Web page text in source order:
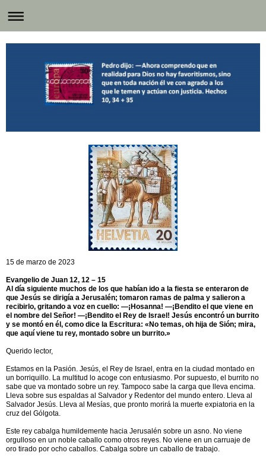
15 de marzo de 2023
Evangelio de Juan 12, 12 – 15
Al día siguiente muchos de los que habían ido a la fiesta se enteraron de
que Jesús se dirigía a Jerusalén; tomaron ramas de palma y salieron a
recibirlo, gritando a voz en cuello: —¡Hosanna! —¡Bendito el que viene en
el nombre del Señor! —¡Bendito el Rey de Israel! Jesús encontró un burrito
y se montó en él, como dice la Escritura: «No temas, oh hija de Sión; mira,
que aquí viene tu rey, montado sobre un burrito.»
Querido lector,
Estamos en la Pasión. Jesús, el Rey de Israel, entra en la ciudad montado en
un borriquillo. La multitud lo acoge con entusiasmo. Por supuesto, el burrito no
sabe que va montado sobre un rey. Tampoco sabe la carga que lleva encima.
Lleva sobre sus espaldas al Salvador y Redentor del mundo entero. Lleva al
Salvador Jesús. Lleva al Mesías, que pronto morirá la muerte expiatoria en la
cruz del Gólgota.
Este rey cabalga humildemente hacia Jerusalén sobre un asno. No viene
orgulloso en un noble caballo como otros reyes. No viene en un carruaje de
oro tirado por ocho caballos. Cabalga sobre un caballo de trabajo.